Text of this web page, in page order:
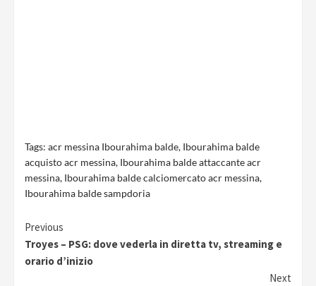
Tags: acr messina Ibourahima balde, Ibourahima balde
acquisto acr messina, Ibourahima balde attaccante acr
messina, Ibourahima balde calciomercato acr messina,
Ibourahima balde sampdoria
Continue
Reading
Previous
Troyes – PSG: dove vederla in diretta tv, streaming e
orario d’inizio
Next